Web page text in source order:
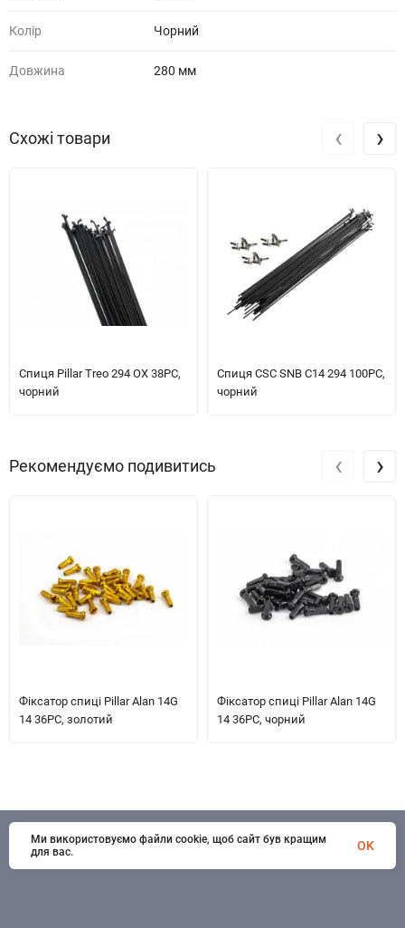
Колір Чорний
Довжина 280 мм
Схожі товари
Спиця Pillar Treo 294 OX 38PC,
чорний
Спиця CSC SNB C14 294 100PC,
чорний
‹ ›
Рекомендуємо подивитись
Фіксатор спиці Pillar Alan 14G
14 36PC, золотий
Фіксатор спиці Pillar Alan 14G
14 36PC, чорний
‹ ›
© 1998 - 2026 SportSystems. Всі права захищені
Ми використовуємо файли cookie, щоб сайт був кращим
для вас.
OK